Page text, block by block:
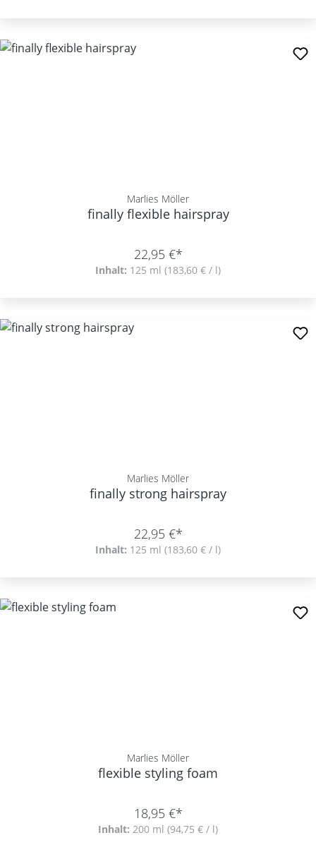
Marlies Möller
finally flexible hairspray
22,95 €*
Inhalt: 125 ml (183,60 € / l)
Marlies Möller
finally strong hairspray
22,95 €*
Inhalt: 125 ml (183,60 € / l)
Marlies Möller
flexible styling foam
18,95 €*
Inhalt: 200 ml (94,75 € / l)